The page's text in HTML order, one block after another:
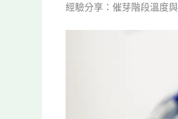
經驗分享：催芽階段溫度